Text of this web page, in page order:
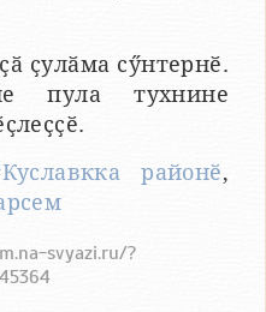
ҫулӑма сӳнтернӗ.
пула тухнине
районӗ,
svyazi.ru/?